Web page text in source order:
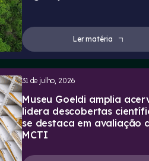
Ler matéria
31 de julho, 2026
Museu Goeldi amplia
lidera descobertas
se destaca em avaliação
MCTI